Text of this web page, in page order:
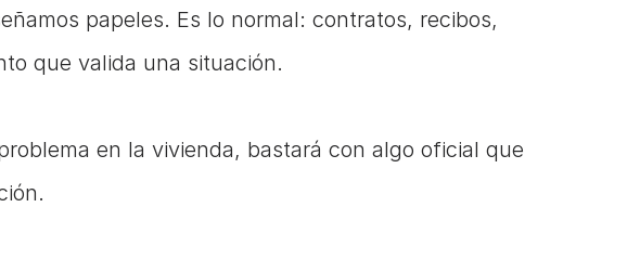
papeles. Es lo normal: contratos, recibos,
que valida una situación.
en la vivienda, bastará con algo oficial que